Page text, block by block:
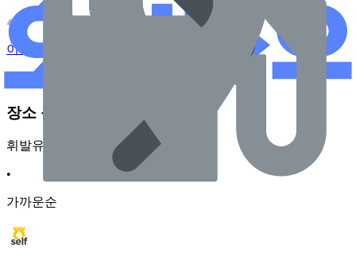
이 주유소의 사장님이신가요?
장소 근처 주유소
휘발유
•
가까운순